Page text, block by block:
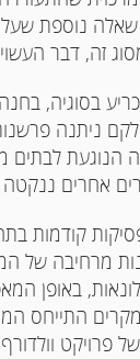
נוספת
זה, דבר
בסוגיה,
ניתנה
הנוגעת לבתים
אחרים
קודמות
מרחיבה של
באופן
התייחס
של פרויקט